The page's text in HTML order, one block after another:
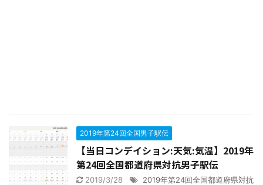
2019年第24回全国男子駅伝
【当日コンデイション:天気:気温】2019年
第24回全国都道府県対抗男子駅伝
2019/3/28
2019年第24回全国都道府県対抗